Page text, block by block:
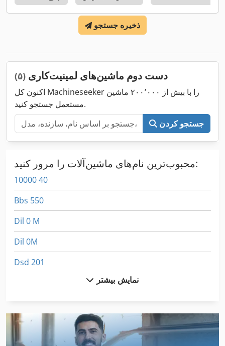
ذخیره جستجو
دست دوم ماشین‌های لمینیت‌کاری (۵)
اکنون کل Machineseeker را با بیش از ۲۰۰٬۰۰۰ ماشین
مستعمل جستجو کنید.
جستجو کردن
محبوب‌ترین نام‌های ماشین‌آلات را مرور کنید:
10000 40
Bbs 550
Dil 0 M
Dil 0M
Dsd 201
Hsc 20 Linear
نمایش بیشتر